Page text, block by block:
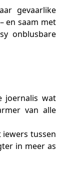
gevaarlike
en saam met
onblusbare
joernalis wat
van alle
iewers tussen
in meer as